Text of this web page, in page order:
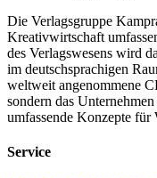
Die Verlagsgruppe
Kreativwirtschaft
des Verlagswesens wird
im deutschsprachigen
weltweit angenommene
sondern das
umfassende Konzepte für
Service